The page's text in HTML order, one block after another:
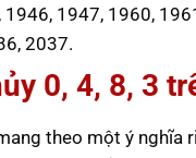
1947, 1960,
2037.
0, 4, 8, 3
theo một ý nghĩa